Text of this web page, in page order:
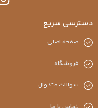
دسترسی سریع
صفحه اصلی
فروشگاه
سوالات متدوال